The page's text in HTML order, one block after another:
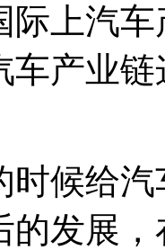
际上汽
车产业
时候给
的发展